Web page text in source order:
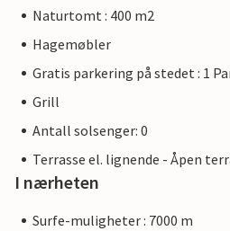
Naturtomt : 400 m2
Hagemøbler
Gratis parkering på stedet : 1
Grill
Antall solsenger: 0
Terrasse el. lignende - Åpen
I nærheten
Surfe-muligheter : 7000 m